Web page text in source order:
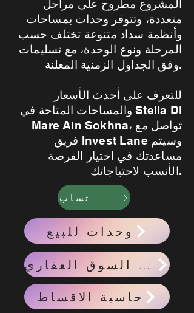
المشروع مطروح على مراحل
متعددة، وتتوفر وحدات بمساحات
وأنظمة سداد متنوعة تختلف حسب
المرحلة ونوع الوحدة، مع تسليمات
وفق الجداول الزمنية المعلنة.
للتعرف على أحدث الأسعار
والمساحات المتاحة في Stella Di
Mare Ain Sokhna، تواصل مع
فريق Invest Lane وسيتم
مساعدتك في اختيار الفرصة
الأنسب لاحتياجاتك.
واتساب
وحدات للبيع
احدث اخبار السوق العقاري
حاسبة الاقساط